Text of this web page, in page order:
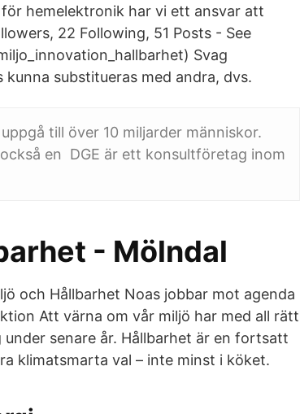
hemelektronik har vi ett ansvar att
22 Following, 51 Posts - See
Svag
substitueras med andra, dvs.
till över 10 miljarder människor.
en DGE är ett konsultföretag inom
- Mölndal
och Hållbarhet Noas jobbar mot agenda
Att värna om vår miljö har med all rätt
senare år. Hållbarhet är en fortsatt
klimatsmarta val – inte minst i köket.